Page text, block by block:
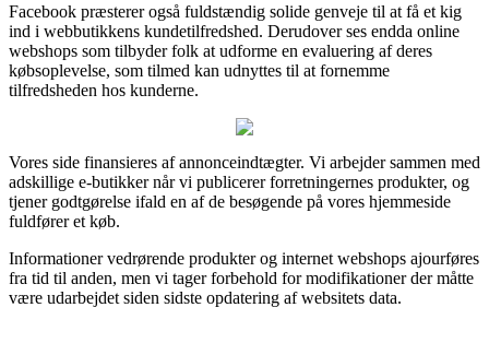
Facebook præsterer også fuldstændig solide genveje til at få et kig
ind i webbutikkens kundetilfredshed. Derudover ses endda online
webshops som tilbyder folk at udforme en evaluering af deres
købsoplevelse, som tilmed kan udnyttes til at fornemme
tilfredsheden hos kunderne.
Vores side finansieres af annonceindtægter. Vi arbejder sammen med
adskillige e-butikker når vi publicerer forretningernes produkter, og
tjener godtgørelse ifald en af de besøgende på vores hjemmeside
fuldfører et køb.
Informationer vedrørende produkter og internet webshops ajourføres
fra tid til anden, men vi tager forbehold for modifikationer der måtte
være udarbejdet siden sidste opdatering af websitets data.